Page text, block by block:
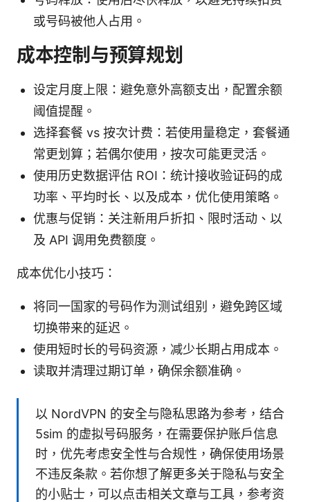
或号码被他人占用。
成本控制与预算规划
设定月度上限：避免意外高额支出，配置余额
阈值提醒。
选择套餐 vs 按次计费：若使用量稳定，套餐通
常更划算；若偶尔使用，按次可能更灵活。
使用历史数据评估 ROI：统计接收验证码的成
功率、平均时长、以及成本，优化使用策略。
优惠与促销：关注新用户折扣、限时活动、以
及 API 调用免费额度。
成本优化小技巧：
将同一国家的号码作为测试组别，避免跨区域
切换带来的延迟。
使用短时长的号码资源，减少长期占用成本。
读取并清理过期订单，确保余额准确。
以 NordVPN 的安全与隐私思路为参考，结合
5sim 的虚拟号码服务，在需要保护账户信息
时，优先考虑安全性与合规性，确保使用场景
不违反条款。若你想了解更多关于隐私与安全
的小贴士，可以点击相关文章与工具，参考资